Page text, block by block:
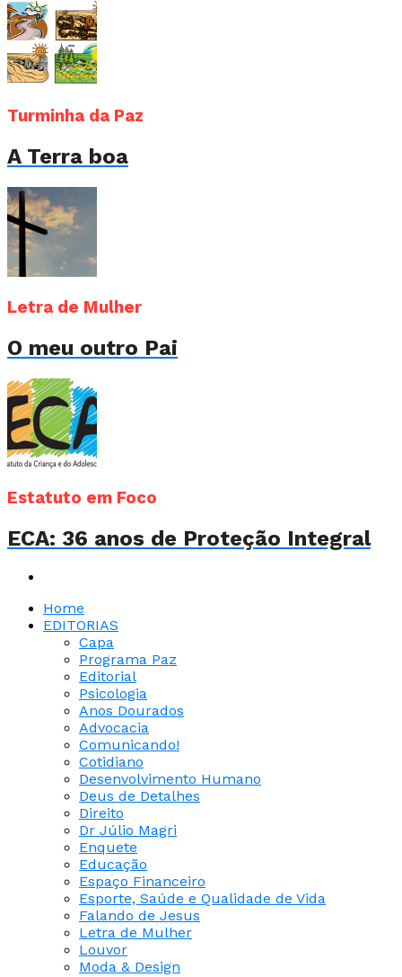
Turminha da Paz
A Terra boa
Letra de Mulher
O meu outro Pai
Estatuto em Foco
ECA: 36 anos de Proteção Integral
Home
EDITORIAS
Capa
Programa Paz
Editorial
Psicologia
Anos Dourados
Advocacia
Comunicando!
Cotidiano
Desenvolvimento Humano
Deus de Detalhes
Direito
Dr Júlio Magri
Enquete
Educação
Espaço Financeiro
Esporte, Saúde e Qualidade de Vida
Falando de Jesus
Letra de Mulher
Louvor
Moda & Design